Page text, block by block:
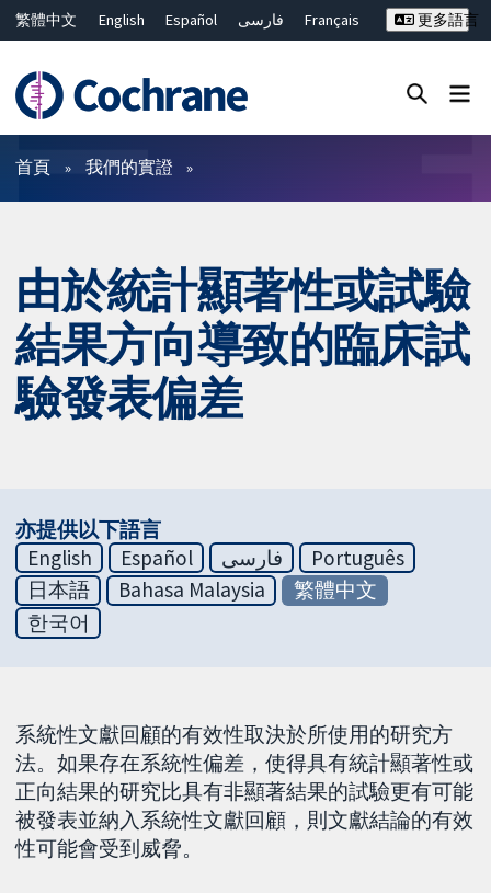
繁體中文 English Español فارسی
Français
ไทย
简体中文
更多語言
篩選條件
首頁 我們的實證
由於統計顯著性或試驗
結果方向導致的臨床試
驗發表偏差
亦提供以下語言
English
Español فارسی
Português
日本語
Bahasa Malaysia
繁體中文
한국어
系統性文獻回顧的有效性取決於所使用的研究方
法。如果存在系統性偏差，使得具有統計顯著性或
正向結果的研究比具有非顯著結果的試驗更有可能
被發表並納入系統性文獻回顧，則文獻結論的有效
性可能會受到威脅。